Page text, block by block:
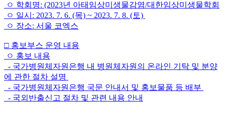
ㅇ 학회명: (2023년 아태임상미생물감염/대한임상미생물학회
ㅇ 일시: 2023. 7. 6. (목) ~ 2023. 7. 8. (토)
ㅇ 장소: 서울 코엑스
□ 홍보부스 운영 내용
ㅇ 홍보 내용
- 국가병원체자원은행 내 병원체자원의 온라인 기탁 및 분양
에 관한 절차 설명
- 국가병원체자원은행 국문 안내서 및 홍보물품 등 배부
- 국외반출신고 절차 및 관련 내용 안내